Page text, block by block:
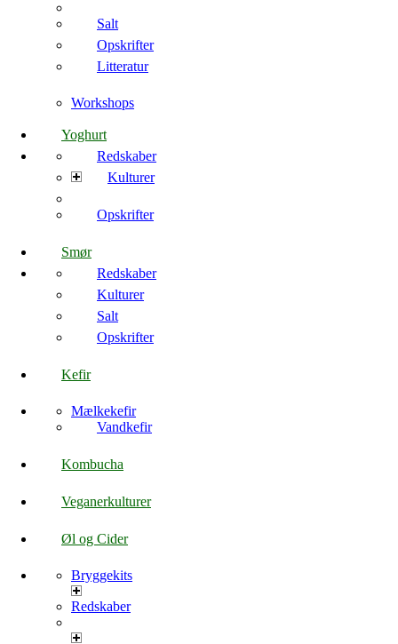
Salt
Opskrifter
Litteratur
Workshops
Yoghurt
Redskaber
Kulturer
Opskrifter
Smør
Redskaber
Kulturer
Salt
Opskrifter
Kefir
Mælkekefir
Vandkefir
Kombucha
Veganerkulturer
Øl og Cider
Bryggekits
Redskaber